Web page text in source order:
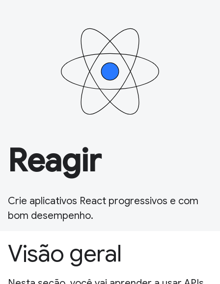
Reagir
Crie aplicativos React progressivos e com
bom desempenho.
Visão geral